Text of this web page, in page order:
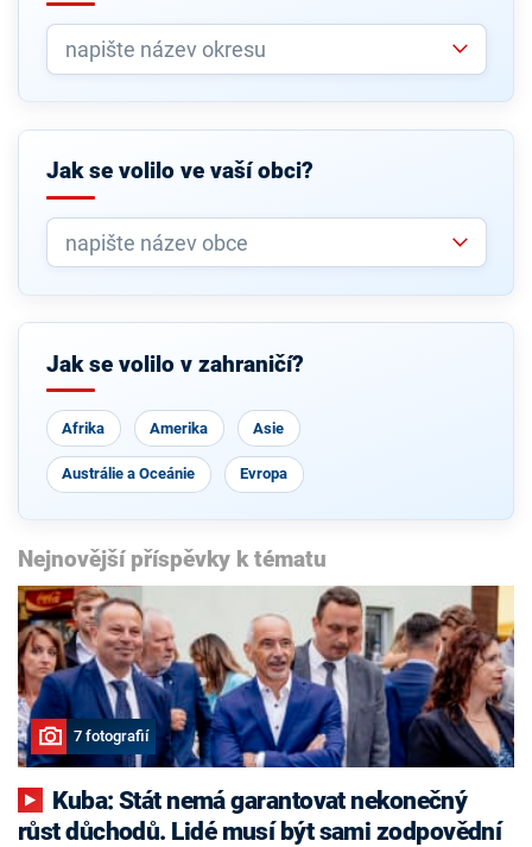
Jak se volilo ve vaší obci?
Jak se volilo v zahraničí?
Afrika Amerika Asie
Austrálie a Oceánie Evropa
Nejnovější příspěvky k tématu
7 fotografií
růst důchodů. Lidé musí být sami zodpovědní